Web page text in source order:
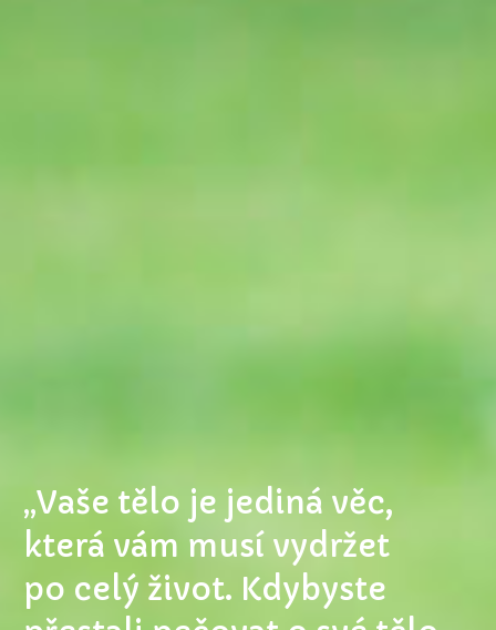
„Vaše tělo je jediná věc,
která vám musí vydržet
po celý život. Kdybyste